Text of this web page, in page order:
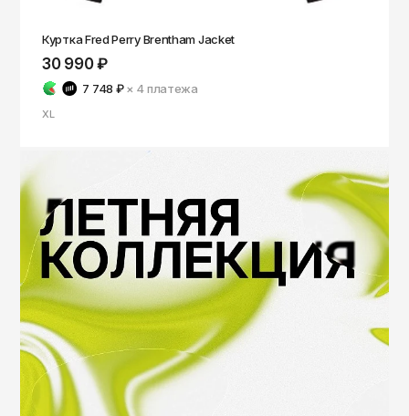
Куртка Fred Perry Brentham Jacket
30 990 ₽
7 748 ₽ × 4платежа
XL